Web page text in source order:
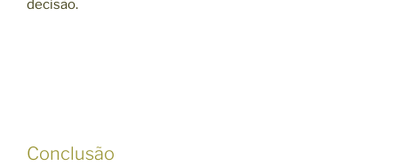
decisão.
Conclusão